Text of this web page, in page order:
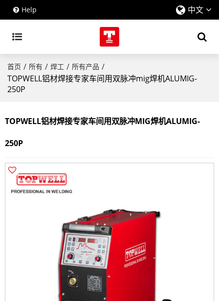
Help 中文
首页 / 所有 / 焊工 / 所有产品 /
TOPWELL铝材焊接专家车间用双脉冲mig焊机ALUMIG-
250P
TOPWELL铝材焊接专家车间用双脉冲MIG焊机ALUMIG-
250P